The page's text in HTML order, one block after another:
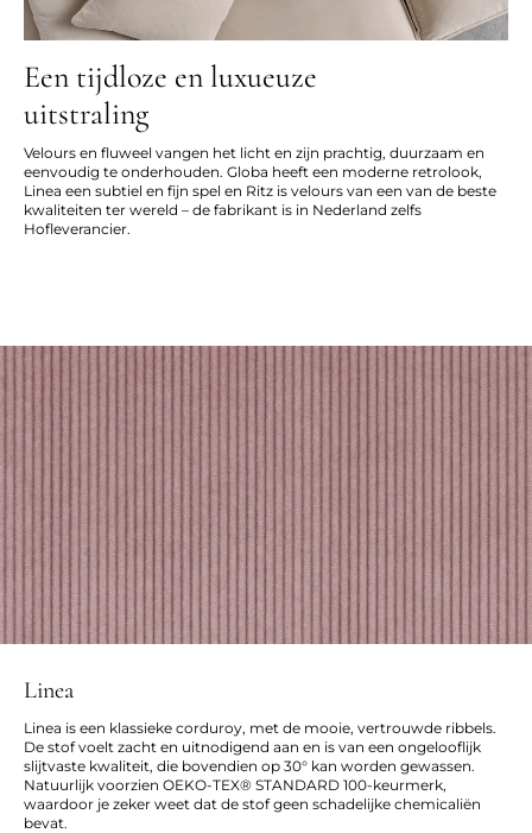
Een tijdloze en luxueuze
uitstraling
Velours en fluweel vangen het licht en zijn prachtig, duurzaam en
eenvoudig te onderhouden. Globa heeft een moderne retrolook,
Linea een subtiel en fijn spel en Ritz is velours van een van de beste
kwaliteiten ter wereld – de fabrikant is in Nederland zelfs
Hofleverancier.
Linea
Linea is een klassieke corduroy, met de mooie, vertrouwde ribbels.
De stof voelt zacht en uitnodigend aan en is van een ongelooflijk
slijtvaste kwaliteit, die bovendien op 30° kan worden gewassen.
Natuurlijk voorzien OEKO-TEX® STANDARD 100-keurmerk,
waardoor je zeker weet dat de stof geen schadelijke chemicaliën
bevat.